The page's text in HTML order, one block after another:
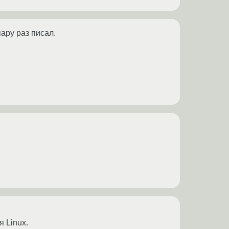
раз писал.
Linux.